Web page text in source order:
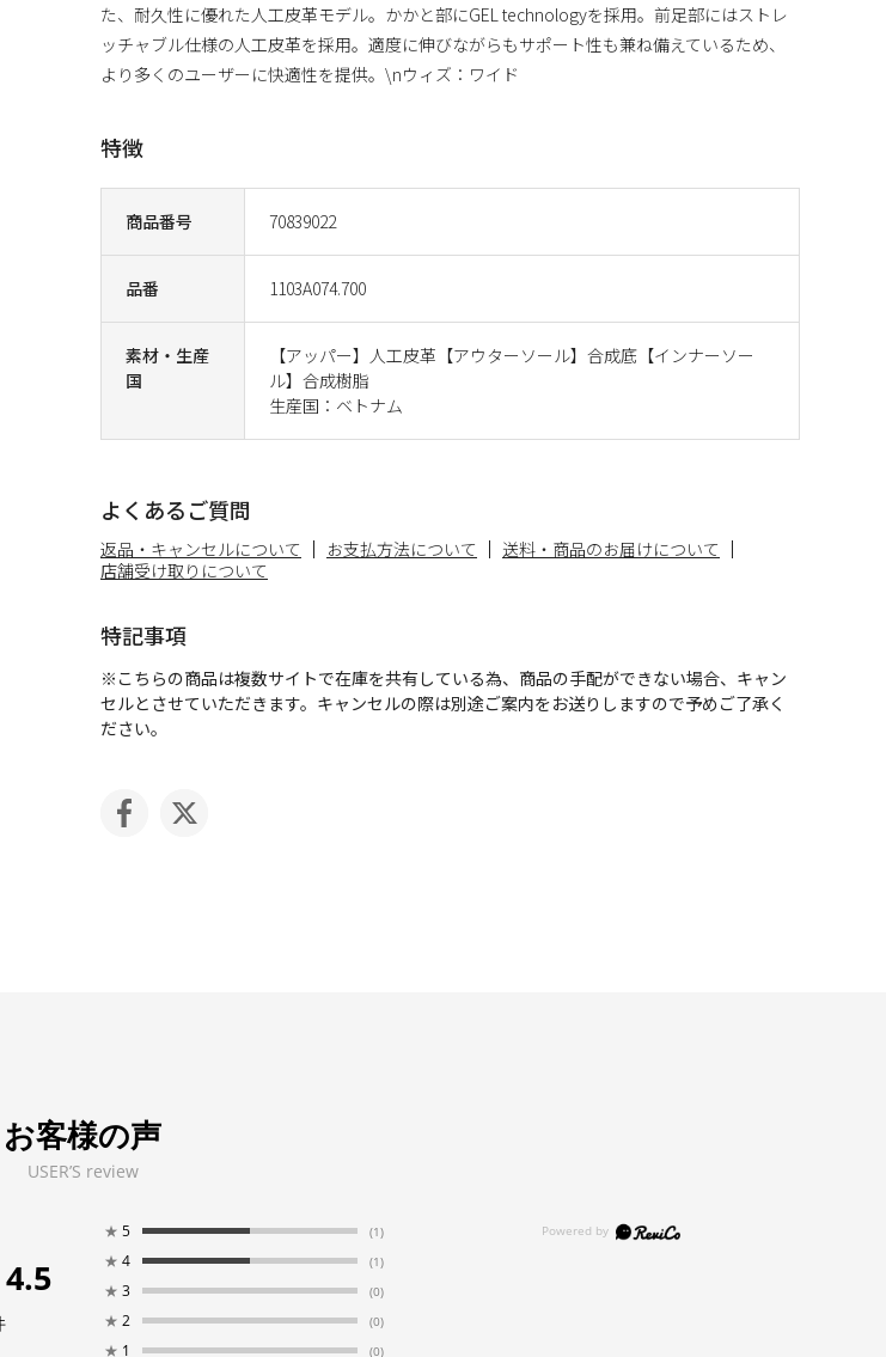
商品番号 70839022
品番 1103A074.700
素材・生産
国
【アッパー】人工皮革【アウターソール】合成底【インナーソー
ル】合成樹脂
生産国：ベトナム
た、耐久性に優れた人工皮革モデル。かかと部にGEL technologyを採用。前足部にはストレ
ッチャブル仕様の人工皮革を採用。適度に伸びながらもサポート性も兼ね備えているため、
より多くのユーザーに快適性を提供。\nウィズ：ワイド
特徴
よくあるご質問
返品・キャンセルについて お支払方法について
送料・商品のお届けについて
店舗受け取りについて
特記事項
※こちらの商品は複数サイトで在庫を共有している為、商品の手配ができない場合、キャン
セルとさせていただきます。キャンセルの際は別途ご案内をお送りしますので予めご了承く
ださい。
お客様の声
USER’S review
4.5
★ 5 (1)
★ 4 (1)
★ 3 (0)
★ 2 (0)
★ 1 (0)